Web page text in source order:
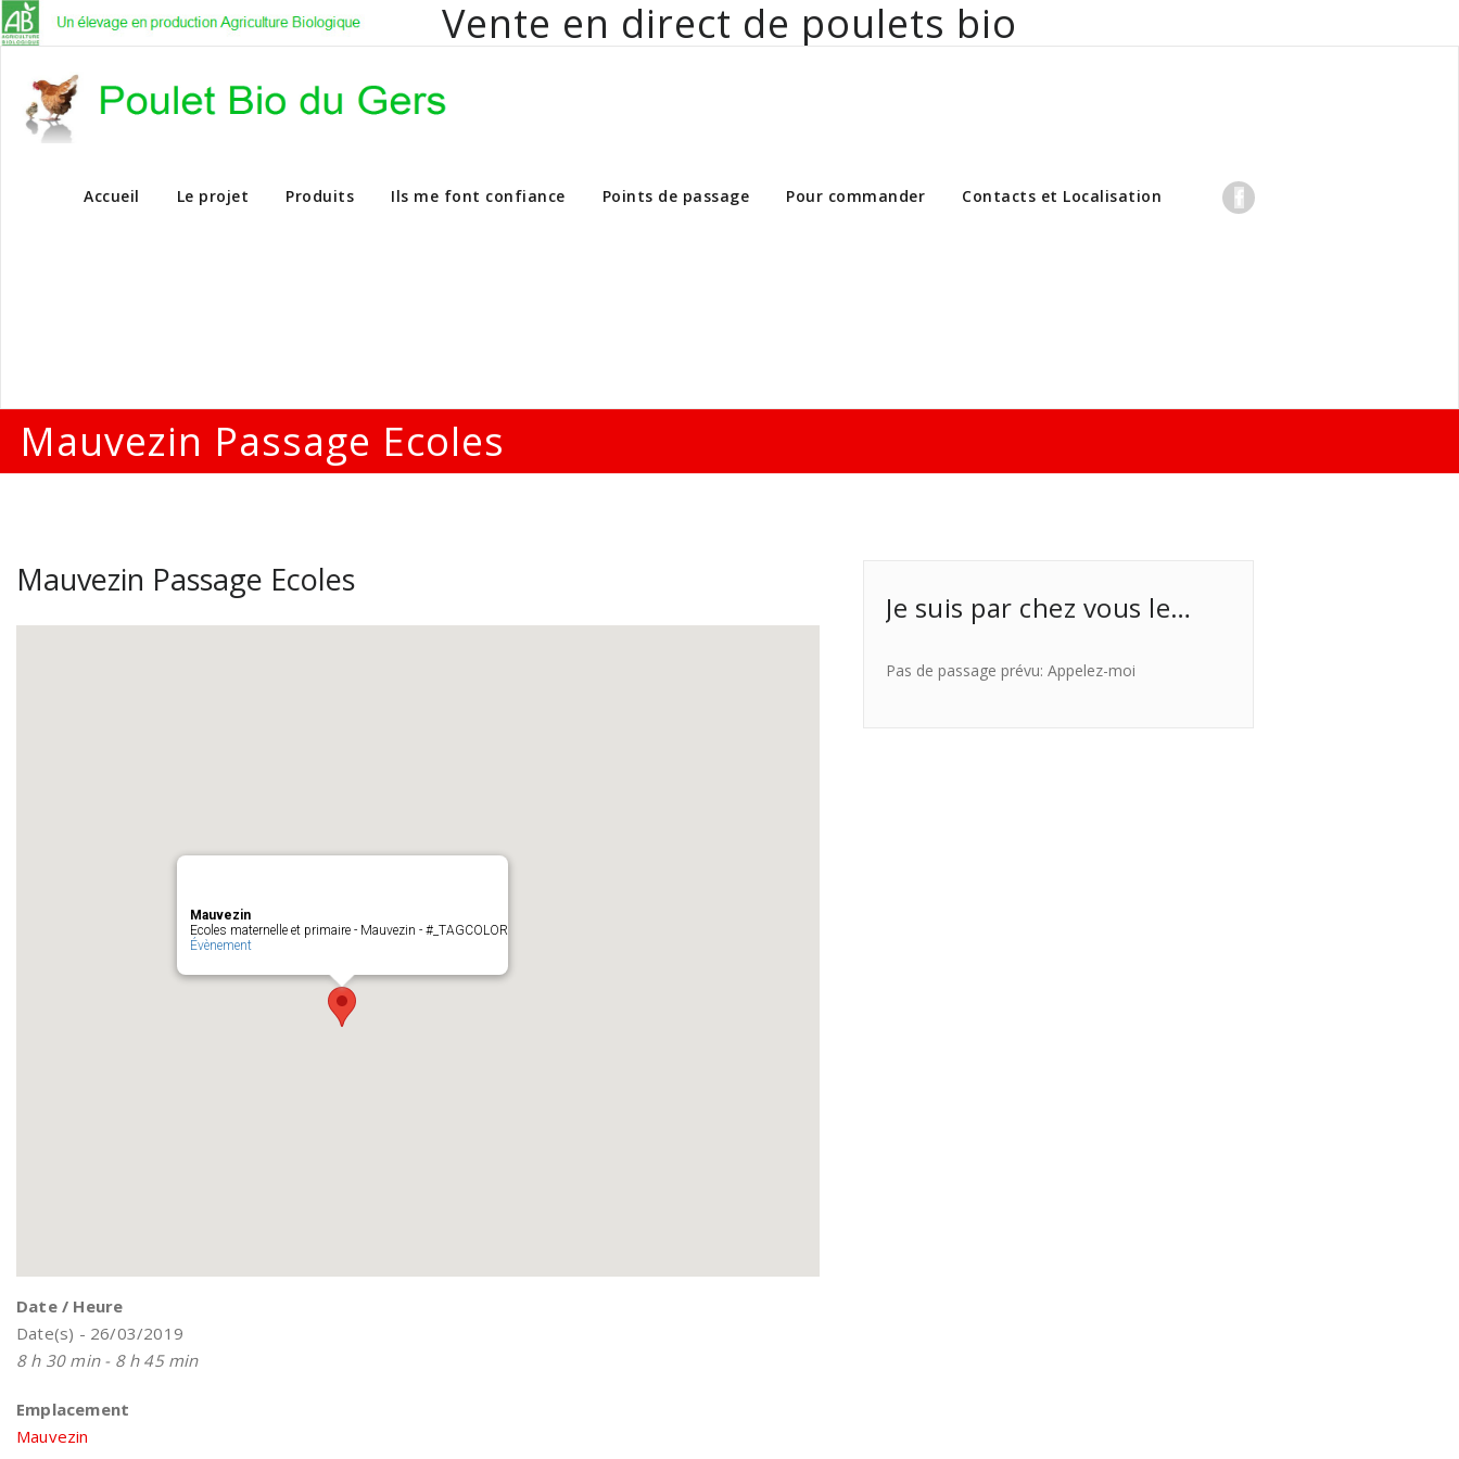
Vente en direct de poulets bio
Vente en direct de poulets bio aux particuliers et professionnels
Accueil Le projet Produits Ils me font confiance Points de passage Pour commander Contacts et Localisation
Mauvezin Passage Ecoles
Mauvezin Passage Ecoles
Mauvezin
Ecoles maternelle et primaire - Mauvezin - #_TAGCOLOR
Évènement
Date / Heure
Date(s) - 26/03/2019
8 h 30 min - 8 h 45 min
Emplacement
Mauvezin
Je suis par chez vous le…
Pas de passage prévu: Appelez-moi